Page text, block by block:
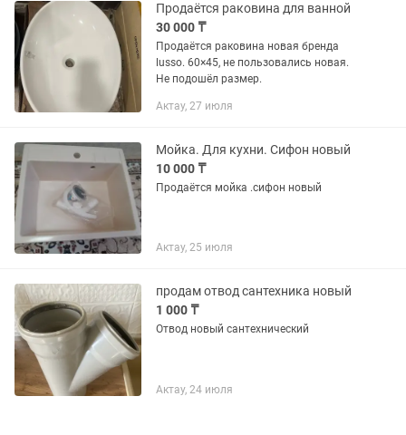
Продаётся раковина для ванной
30 000 ₸
Продаётся раковина новая бренда
lusso. 60×45, не пользовались новая.
Не подошёл размер.
Актау, 27 июля
Мойка. Для кухни. Сифон новый
10 000 ₸
Продаётся мойка .сифон новый
Актау, 25 июля
продам отвод сантехника новый
1 000 ₸
Отвод новый сантехнический
Актау, 24 июля